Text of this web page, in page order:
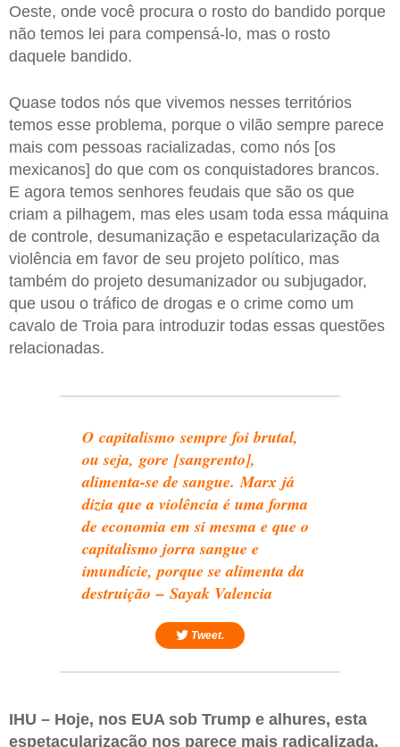
Oeste, onde você procura o rosto do bandido porque
não temos lei para compensá-lo, mas o rosto
daquele bandido.
Quase todos nós que vivemos nesses territórios
temos esse problema, porque o vilão sempre parece
mais com pessoas racializadas, como nós [os
mexicanos] do que com os conquistadores brancos.
E agora temos senhores feudais que são os que
criam a pilhagem, mas eles usam toda essa máquina
de controle, desumanização e espetacularização da
violência em favor de seu projeto político, mas
também do projeto desumanizador ou subjugador,
que usou o tráfico de drogas e o crime como um
cavalo de Troia para introduzir todas essas questões
relacionadas.
O capitalismo sempre foi brutal,
ou seja,gore [sangrento],
alimenta-se de sangue. Marx já
dizia que a violência é uma forma
de economia em si mesma e que o
capitalismo jorra sangue e
imundície, porque se alimenta da
destruição – Sayak Valencia
Tweet.
IHU – Hoje, nos EUA sob Trump e alhures, esta
espetacularização nos parece mais radicalizada.